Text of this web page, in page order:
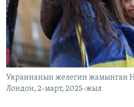
ЫҢГАЙСЫЗ СУРООЛОР
ЭЕ/АРнун бардык сайттары
Украинанын желегин жамынган
Лондон, 2-март, 2025-жыл